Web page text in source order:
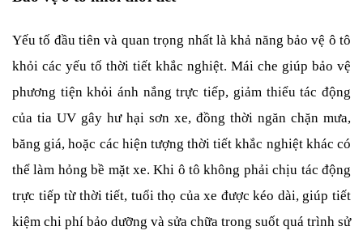
Yếu tố đầu tiên và quan trọng nhất là khả năng bảo vệ ô tô
khỏi các yếu tố thời tiết khắc nghiệt. Mái che giúp bảo vệ
phương tiện khỏi ánh nắng trực tiếp, giảm thiểu tác động
của tia UV gây hư hại sơn xe, đồng thời ngăn chặn mưa,
băng giá, hoặc các hiện tượng thời tiết khắc nghiệt khác có
thể làm hỏng bề mặt xe. Khi ô tô không phải chịu tác động
trực tiếp từ thời tiết, tuổi thọ của xe được kéo dài, giúp tiết
kiệm chi phí bảo dưỡng và sửa chữa trong suốt quá trình sử